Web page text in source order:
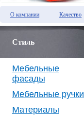
О компании Качество
Стиль
Мебельные
фасады
Мебельные ручки
Материалы